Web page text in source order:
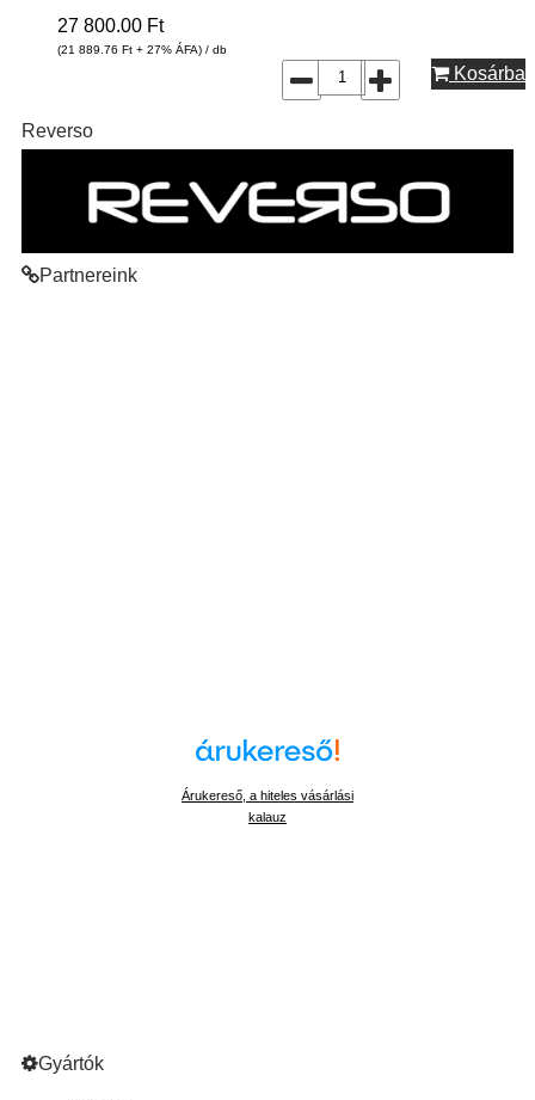
27 800.00 Ft
(21 889.76 Ft + 27% ÁFA) / db
Kosárba
Reverso
Partnereink
Árukereső, a hiteles vásárlási
kalauz
Gyártók